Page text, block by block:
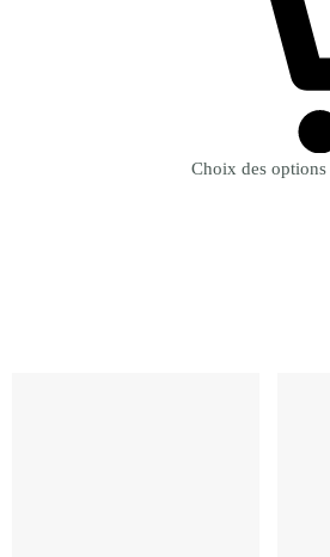
Choix des options